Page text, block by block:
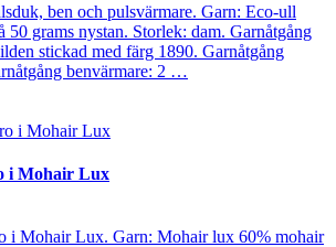
ben och pulsvärmare. Garn: Eco-ull
50 grams nystan. Storlek: dam. Garnåtgång
stickad med färg 1890. Garnåtgång
benvärmare: 2 …
i Mohair Lux
i Mohair Lux. Garn: Mohair lux 60% mohair